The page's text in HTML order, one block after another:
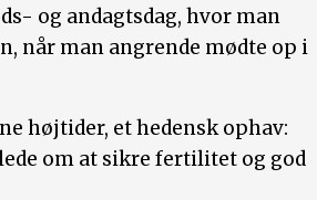
og andagtsdag, hvor man
når man angrende mødte op i
højtider, et hedensk ophav:
om at sikre fertilitet og god